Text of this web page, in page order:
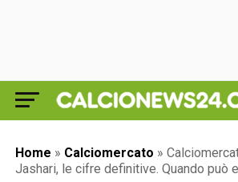
Home » Calciomercato »
Jashari, le cifre definitive. Quando può